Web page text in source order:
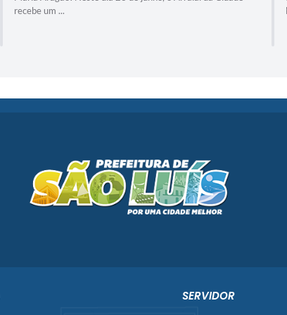
Maria Aragão!
SERVIDOR